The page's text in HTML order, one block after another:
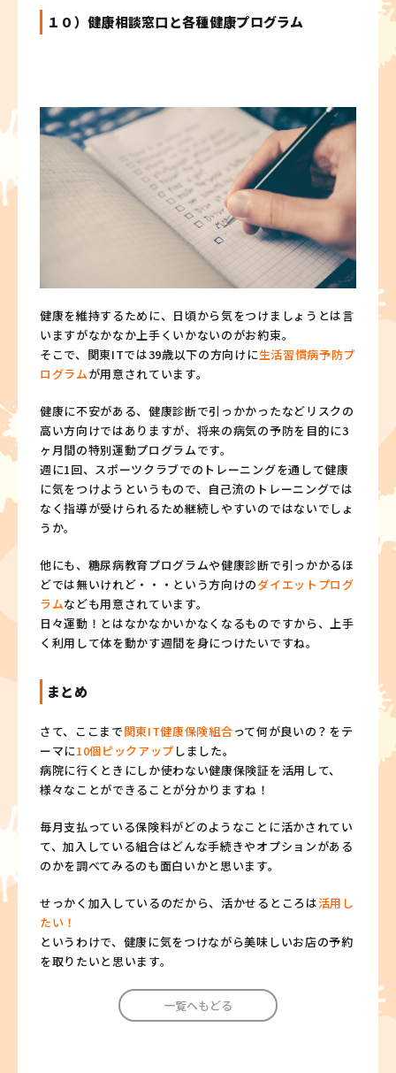
１０）健康相談窓口と各種健康プログラム
健康を維持するために、日頃から気をつけましょうとは言
いますがなかなか上手くいかないのがお約束。
そこで、関東ITでは39歳以下の方向けに生活習慣病予防プ
ログラムが用意されています。
健康に不安がある、健康診断で引っかかったなどリスクの
高い方向けではありますが、将来の病気の予防を目的に3
ヶ月間の特別運動プログラムです。
週に1回、スポーツクラブでのトレーニングを通して健康
に気をつけようというもので、自己流のトレーニングでは
なく指導が受けられるため継続しやすいのではないでしょ
うか。
他にも、糖尿病教育プログラムや健康診断で引っかかるほ
どでは無いけれど・・・という方向けのダイエットプログ
ラムなども用意されています。
日々運動！とはなかなかいかなくなるものですから、上手
く利用して体を動かす週間を身につけたいですね。
まとめ
さて、ここまで関東IT健康保険組合って何が良いの？をテ
ーマに10個ピックアップ しました。
病院に行くときにしか使わない健康保険証を活用して、
様々なことができることが分かりますね！
毎月支払っている保険料がどのようなことに活かされてい
て、加入している組合はどんな手続きやオプションがある
のかを調べてみるのも面白いかと思います。
せっかく加入しているのだから、活かせるところは活用し
たい！
というわけで、健康に気をつけながら美味しいお店の予約
を取りたいと思います。
一覧へもどる